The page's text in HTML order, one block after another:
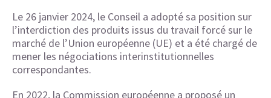
Le 26 janvier 2024, le Conseil a adopté sa position sur
l’interdiction des produits issus du travail forcé sur le
marché de l’Union européenne (UE) et a été chargé de
mener les négociations interinstitutionnelles
correspondantes.
En 2022, la Commission européenne a proposé un